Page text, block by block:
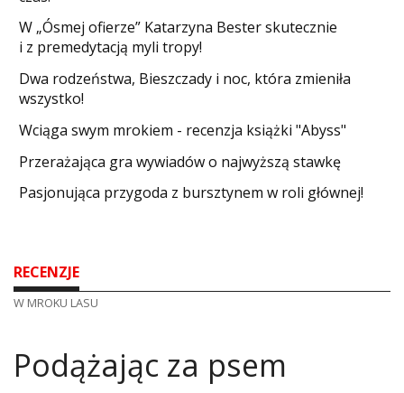
W „Ósmej ofierze” Katarzyna Bester skutecznie
i z premedytacją myli tropy!
Dwa rodzeństwa, Bieszczady i noc, która zmieniła
wszystko!
Wciąga swym mrokiem - recenzja książki "Abyss"
​Przerażająca gra wywiadów o najwyższą stawkę
Pasjonująca przygoda z bursztynem w roli głównej!
RECENZJE
W MROKU LASU
​Podążając za psem